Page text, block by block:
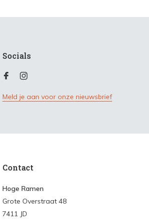
Socials
Meld je aan voor onze nieuwsbrief
Contact
Hoge Ramen
Grote Overstraat 48
7411 JD